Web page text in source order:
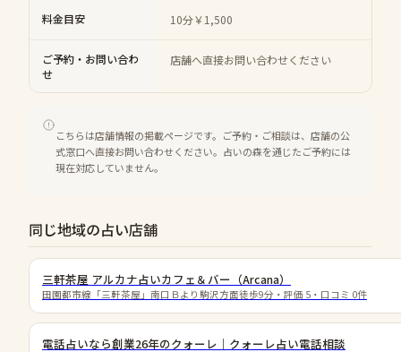
料金目安 10分￥1,500
ご予約・お問い合わ
せ
店舗へ直接お問い合わせください
こちらは店舗情報の掲載ページです。ご予約・ご相談は、店舗の公
式窓口へ直接お問い合わせください。占いの森を通じたご予約には
現在対応していません。
同じ地域の占い店舗
三軒茶屋 アルカナ占いカフェ＆バー（Arcana）
田園都市線「三軒茶屋」南口Ｂより駒沢方面徒歩9分 ・評価 5 ・口コミ 0件
電話占いなら創業26年のクォーレ｜クォーレ占い電話相談